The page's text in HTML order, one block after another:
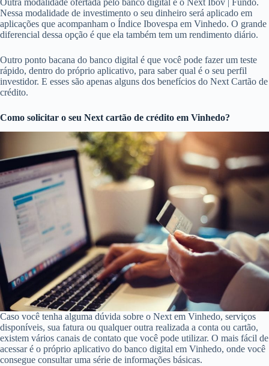
Nessa modalidade de investimento o seu dinheiro será aplicado em
aplicações que acompanham o Índice Ibovespa em Vinhedo. O grande
diferencial dessa opção é que ela também tem um rendimento diário.
Outro ponto bacana do banco digital é que você pode fazer um teste
rápido, dentro do próprio aplicativo, para saber qual é o seu perfil
investidor. E esses são apenas alguns dos benefícios do Next Cartão de
crédito.
Como solicitar o seu Next cartão de crédito em Vinhedo?
Caso você tenha alguma dúvida sobre o Next em Vinhedo, serviços
disponíveis, sua fatura ou qualquer outra realizada a conta ou cartão,
existem vários canais de contato que você pode utilizar. O mais fácil de
acessar é o próprio aplicativo do banco digital em Vinhedo, onde você
consegue consultar uma série de informações básicas.